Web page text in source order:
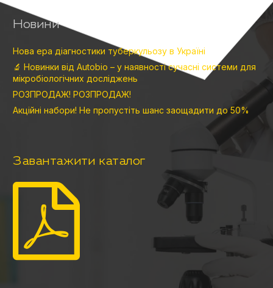
Новини
Нова ера діагностики туберкульозу в Україні
🔬 Новинки від Autobio – у наявності сучасні системи для
мікробіологічних досліджень
РОЗПРОДАЖ! РОЗПРОДАЖ!
Акційні набори! Не пропустіть шанс заощадити до 50%
Завантажити каталог